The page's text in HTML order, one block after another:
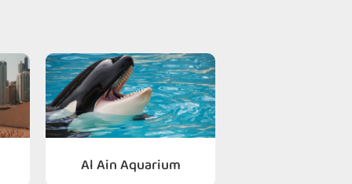
Al Ain Aquarium